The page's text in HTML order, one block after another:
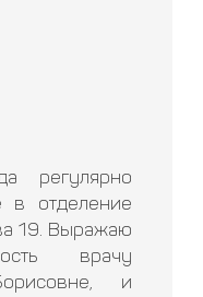
регулярно
в отделение
19. Выражаю
врачу
и